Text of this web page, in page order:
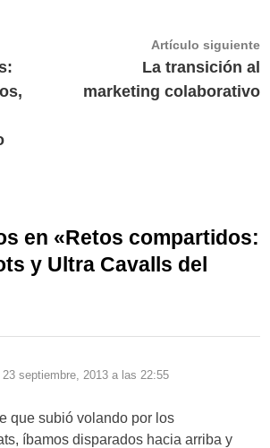
Artículo siguiente
La transición al
marketing colaborativo
en «Retos compartidos:
y Ultra Cavalls del
dice:
23 septiembre, 2013 a las 22:55
que subió volando por los
íbamos disparados hacia arriba y